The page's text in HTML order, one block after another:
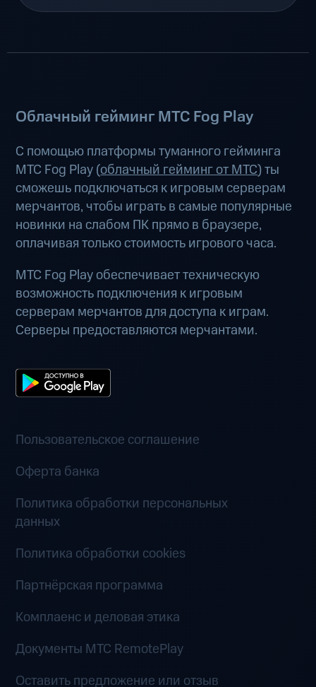
Облачный гейминг МТС Fog Play
С помощью платформы туманного гейминга
МТС Fog Play (облачный гейминг от МТС) ты
сможешь подключаться к игровым серверам
мерчантов, чтобы играть в самые популярные
новинки на слабом ПК прямо в браузере,
оплачивая только стоимость игрового часа.
МТС Fog Play обеспечивает техническую
возможность подключения к игровым
серверам мерчантов для доступа к играм.
Серверы предоставляются мерчантами.
Пользовательское соглашение
Оферта банка
Политика обработки персональных
данных
Политика обработки cookies
Партнёрская программа
Комплаенс и деловая этика
Документы MTC RemotePlay
Оставить предложение или отзыв